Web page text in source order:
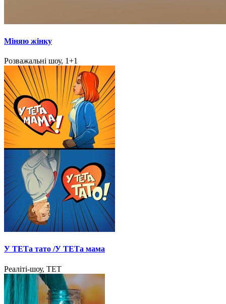
Міняю жінку
Розважальні шоу, 1+1
У ТЕТа тато /У ТЕТа мама
Реаліті-шоу, ТЕТ